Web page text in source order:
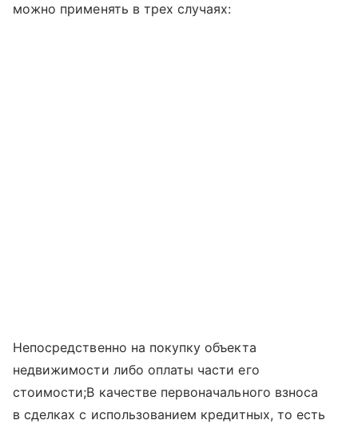
можно применять в трех случаях:
Непосредственно на покупку объекта
недвижимости либо оплаты части его
стоимости;В качестве первоначального взноса
в сделках с использованием кредитных, то есть